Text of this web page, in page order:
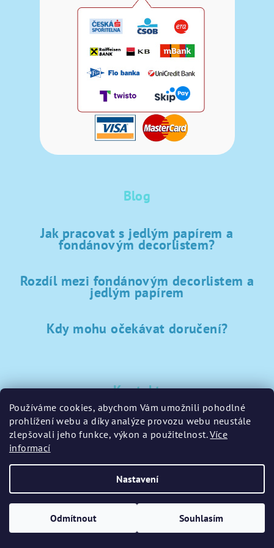
Používáme cookies, abychom Vám umožnili pohodlné
prohlížení webu a díky analýze provozu webu neustále
zlepšovali jeho funkce, výkon a použitelnost.Více
informací
Nastavení
Odmítnout Souhlasím
Blog
Jak pracovat s jedlým papírem a
fondánovým decorlistem?
Rozdíl mezi fondánovým decorlistem a
jedlým papírem
Kdy mohu očekávat doručení?
Kontakt
sklad@sladke-potreby.cz
+420 797728283
Upravit nastavení cookies
Vytvořil Shoptet